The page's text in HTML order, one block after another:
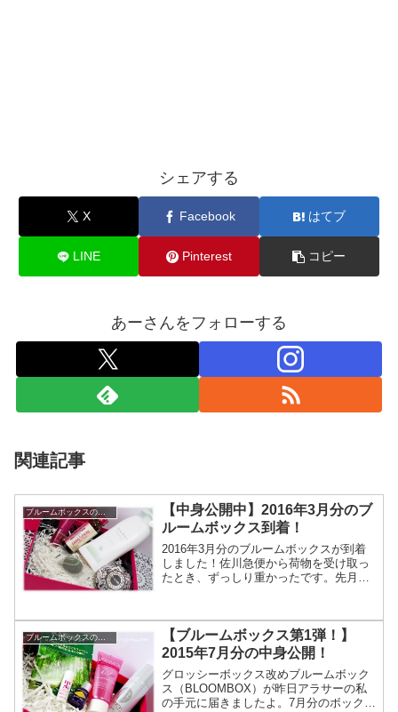
シェアする
X Facebook はてブ
LINE Pinterest コピー
あーさんをフォローする
関連記事
【中身公開中】2016年3月分のブ
ルームボックス到着！
2016年3月分のブルームボックスが到着
しました！佐川急便から荷物を受け取っ
たとき、ずっしり重かったです。先月の
ブルームボックスの中身はどんなのだっ
たのでしょうか？2...
ブルームボックスの中身
【ブルームボックス第1弾！】
2015年7月分の中身公開！
グロッシーボックス改めブルームボック
ス（BLOOMBOX）が昨日アラサーの私
の手元に届きましたよ。7月分のボックス